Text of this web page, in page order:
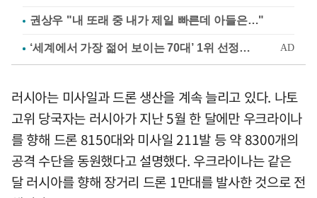
권상우 "내 또래 중 내가 제일 빠른데 아들은…"
러시아는 미사일과 드론 생산을 계속 늘리고 있다. 나토
고위 당국자는 러시아가 지난 5월 한 달에만 우크라이나
를 향해 드론 8150대와 미사일 211발 등 약 8300개의
공격 수단을 동원했다고 설명했다. 우크라이나는 같은
달 러시아를 향해 장거리 드론 1만대를 발사한 것으로 전